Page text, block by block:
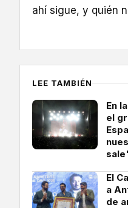
ahí sigue, y quién
LEE TAMBIÉN
En
el
El
a
de